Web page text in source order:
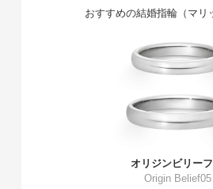
おすすめの結婚指輪（マリ
オリジンビリー
Origin Belief05